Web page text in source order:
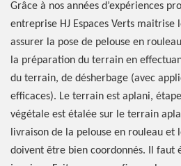
Grâce à nos années d’expériences
entreprise HJ Espaces Verts maitrise
assurer la pose de pelouse en
la préparation du terrain en
du terrain, de désherbage (avec
efficaces). Le terrain est aplani,
végétale est étalée sur le terrain
livraison de la pelouse en rouleau et
doivent être bien coordonnés. Il faut